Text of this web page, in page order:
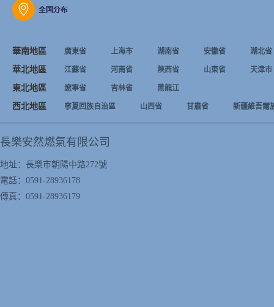
華南地區 廣東省 上海市 湖南省 安徽省 湖北省
華北地區 江蘇省 河南省 陝西省 山東省 天津市
東北地區 遼寧省 吉林省 黑龍江
西北地區 寧夏回族自治區 山西省 甘肅省 新疆維吾爾
長樂安然燃氣有限公司
地址：長樂市朝陽中路272號
電話：0591-28936178
傳真：0591-28936179